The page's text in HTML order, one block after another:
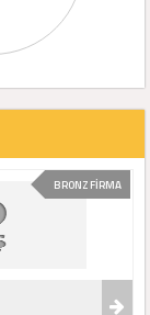
BRONZ FİRMA